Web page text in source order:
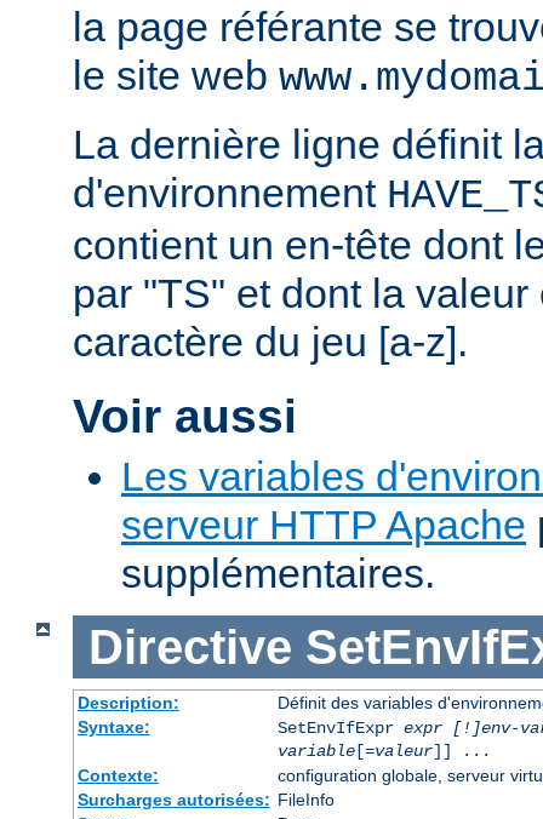
la page référante se
le site web
La dernière ligne définit
d'environnement
contient un en-tête dont
par "TS" et dont la
caractère du jeu [a-z].
Voir aussi
Les variables
serveur HTTP Apache
supplémentaires.
Directive
Description:
Définit des variables
Syntaxe:
SetEnvIfExpr expr [!]env-
variable[=valeur]] ...
Contexte:
configuration globale, serveur
Surcharges autorisées: FileInfo